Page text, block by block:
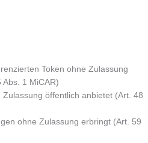
Token ohne Zulassung
1 MiCAR)
öffentlich anbietet (Art. 48
ohne Zulassung erbringt (Art. 59